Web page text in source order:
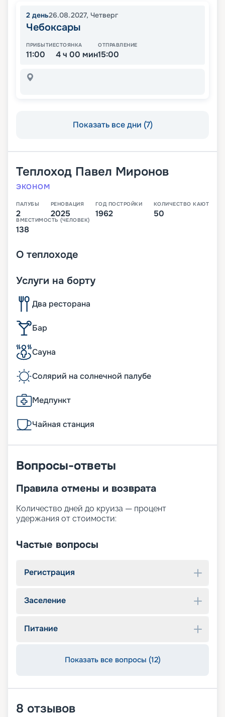
2 день26.08.2027, Четверг
Чебоксары
ПРИБЫТИЕ
11:00
СТОЯНКА
4 ч 00 мин
ОТПРАВЛЕНИЕ
15:00
Показать все дни (7)
Теплоход Павел Миронов
ЭКОНОМ
ПАЛУБЫ
2
РЕНОВАЦИЯ
2025
ГОД ПОСТРОЙКИ
1962
КОЛИЧЕСТВО КАЮТ
50
ВМЕСТИМОСТЬ (ЧЕЛОВЕК)
138
О теплоходе
Услуги на борту
Два ресторана
Бар
Сауна
Солярий на солнечной палубе
Медпункт
Чайная станция
Вопросы-ответы
Правила отмены и возврата
Количество дней до круиза — процент
удержания от стоимости:
Частые вопросы
Регистрация
Заселение
Питание
Показать все вопросы (12)
8 отзывов